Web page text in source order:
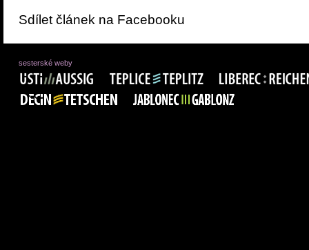
Sdílet článek na Facebooku
sesterské weby